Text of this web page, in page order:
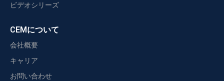
ビデオシリーズ
CEMについて
会社概要
キャリア
お問い合わせ